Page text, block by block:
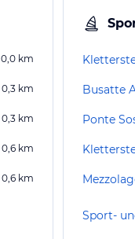
0,0 km
0,3 km
0,3 km
0,6 km
0,6 km
Busatte
Sport-